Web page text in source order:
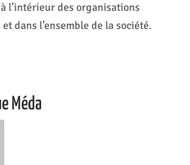
l’intérieur des organisations
dans l’ensemble de la société.
Méda